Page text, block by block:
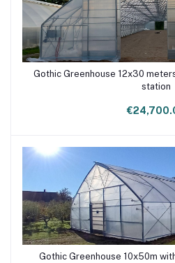
Add to
Gothic Greenhouse 12x30
station
Add to
Gothic Greenhouse 10x50m